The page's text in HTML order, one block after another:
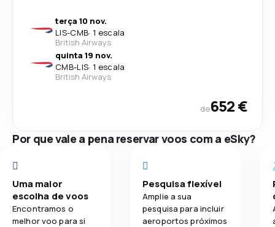
terça 10 nov.
LIS-CMB· 1 escala
British Airways
quinta 19 nov.
CMB-LIS· 1 escala
British Airways
de652 €
Por que vale a pena reservar voos com a eSky?
Uma maior
escolha de voos
Encontramos o
melhor voo para si
Pesquisa flexível
Amplie a sua
pesquisa para incluir
aeroportos próximos